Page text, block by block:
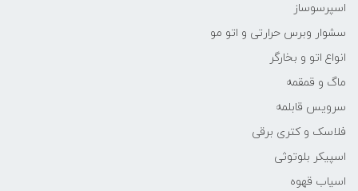
اسپرسوساز
سشوار وبرس حرارتی و اتو مو
انواع اتو و بخارگر
ماگ و قمقمه
سرویس قابلمه
فلاسک و کتری برقی
اسپیکر بلوتوثی
اسیاب قهوه